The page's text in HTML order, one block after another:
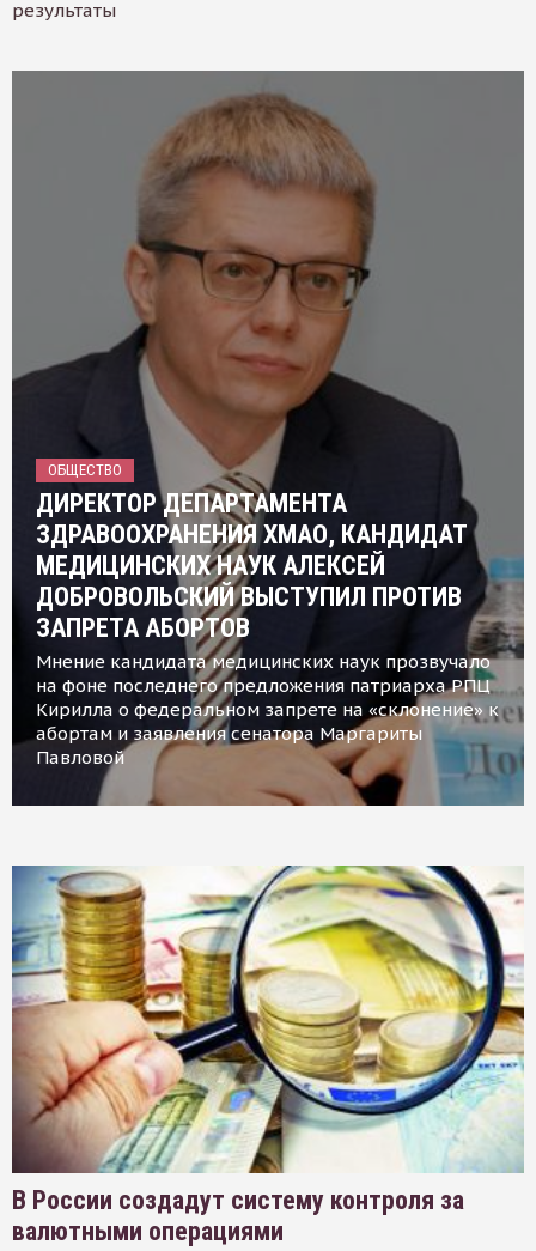
результаты
ОБЩЕСТВО
ДИРЕКТОР ДЕПАРТАМЕНТА
ЗДРАВООХРАНЕНИЯ ХМАО, КАНДИДАТ
МЕДИЦИНСКИХ НАУК АЛЕКСЕЙ
ДОБРОВОЛЬСКИЙ ВЫСТУПИЛ ПРОТИВ
ЗАПРЕТА АБОРТОВ
Мнение кандидата медицинских наук прозвучало
на фоне последнего предложения патриарха РПЦ
Кирилла о федеральном запрете на «склонение» к
абортам и заявления сенатора Маргариты
Павловой
В России создадут систему контроля за
валютными операциями